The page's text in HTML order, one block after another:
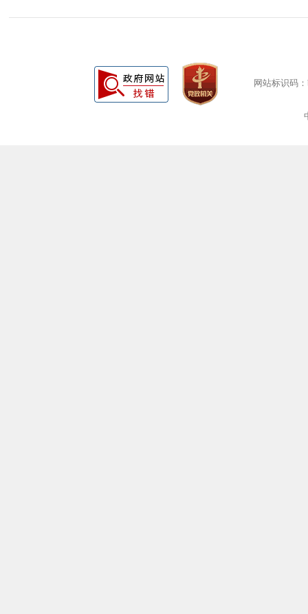
网站标识码